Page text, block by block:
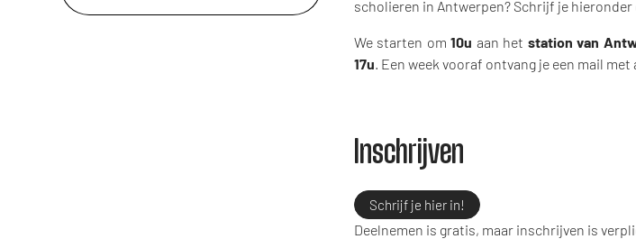
scholieren in Antwerpen? Schrijf je hieronder
We starten om 10u aan het station van
17u. Een week vooraf ontvang je een mail
Inschrijven
Schrijf je hier in!
Deelnemen is gratis, maar inschrijven is